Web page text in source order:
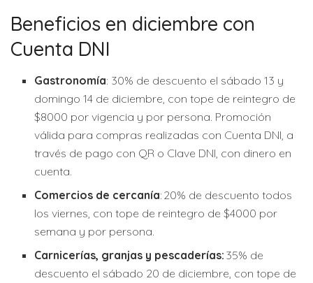
Beneficios en diciembre con
Cuenta DNI
Gastronomía: 30% de descuento el sábado 13 y
domingo 14 de diciembre, con tope de reintegro de
$8000 por vigencia y por persona. Promoción
válida para compras realizadas con Cuenta DNI, a
través de pago con QR o Clave DNI, con dinero en
cuenta.
Comercios de cercanía: 20% de descuento todos
los viernes, con tope de reintegro de $4000 por
semana y por persona.
Carnicerías, granjas y pescaderías: 35% de
descuento el sábado 20 de diciembre, con tope de